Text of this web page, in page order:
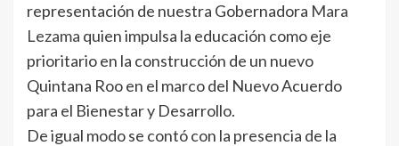
representación de nuestra Gobernadora Mara
Lezama quien impulsa la educación como eje
prioritario en la construcción de un nuevo
Quintana Roo en el marco del Nuevo Acuerdo
para el Bienestar y Desarrollo.
De igual modo se contó con la presencia de la